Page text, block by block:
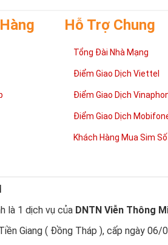
Hỗ Trợ Chung
Tổng Đài Nhà Mạng
Điểm Giao Dịch Viettel
Điểm Giao Dịch
Điểm Giao Dịch
Khách Hàng Mua Sim
là 1 dịch vụ của DNTN Viễn Thông
Giang ( Đồng Tháp ), cấp ngày 06/